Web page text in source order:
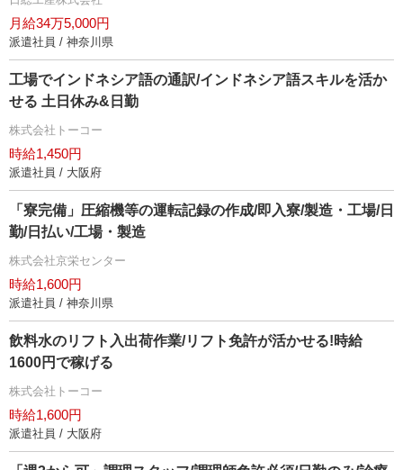
月給34万5,000円
派遣社員 / 神奈川県
工場でインドネシア語の通訳/インドネシア語スキルを活か
せる 土日休み&日勤
株式会社トーコー
時給1,450円
派遣社員 / 大阪府
「寮完備」圧縮機等の運転記録の作成/即入寮/製造・工場/日
勤/日払い/工場・製造
株式会社京栄センター
時給1,600円
派遣社員 / 神奈川県
飲料水のリフト入出荷作業/リフト免許が活かせる!時給
1600円で稼げる
株式会社トーコー
時給1,600円
派遣社員 / 大阪府